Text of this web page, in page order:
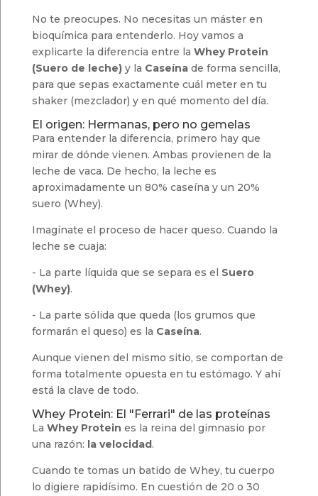
No te preocupes. No necesitas un máster en
bioquímica para entenderlo. Hoy vamos a
explicarte la diferencia entre la Whey Protein
(Suero de leche)y la Caseínade forma sencilla,
para que sepas exactamente cuál meter en tu
shaker (mezclador) y en qué momento del día.
El origen: Hermanas, pero no gemelas
Para entender la diferencia, primero hay que
mirar de dónde vienen. Ambas provienen de la
leche de vaca. De hecho, la leche es
aproximadamente un 80% caseína y un 20%
suero (Whey).
Imagínate el proceso de hacer queso. Cuando la
leche se cuaja:
- La parte líquida que se separa es el Suero
(Whey).
- La parte sólida que queda (los grumos que
formarán el queso) es la Caseína.
Aunque vienen del mismo sitio, se comportan de
forma totalmente opuesta en tu estómago. Y ahí
está la clave de todo.
Whey Protein: El "Ferrari" de las proteínas
La Whey Protein es la reina del gimnasio por
una razón: la velocidad.
Cuando te tomas un batido de Whey, tu cuerpo
lo digiere rapidísimo. En cuestión de 20 o 30